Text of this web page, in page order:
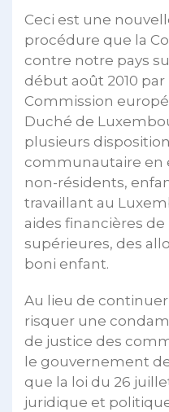
Ceci est une
procédure que la
contre notre pays
début août 2010 par
Commission
Duché de
plusieurs
communautaire en
non-résidents,
travaillant au
aides financières de
supérieures, des
boni enfant.
Au lieu de continuer
risquer une
de justice des
le gouvernement
que la loi du 26
juridique et